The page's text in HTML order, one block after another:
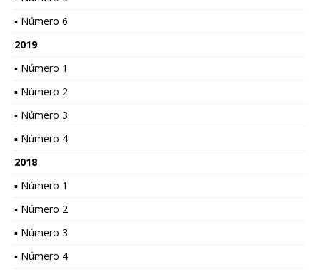
▪ Número 6
2019
▪ Número 1
▪ Número 2
▪ Número 3
▪ Número 4
2018
▪ Número 1
▪ Número 2
▪ Número 3
▪ Número 4